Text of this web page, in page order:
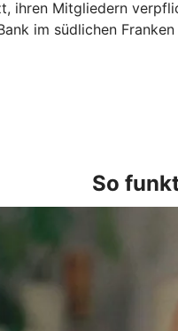
ihren Mitgliedern
im südlichen
So